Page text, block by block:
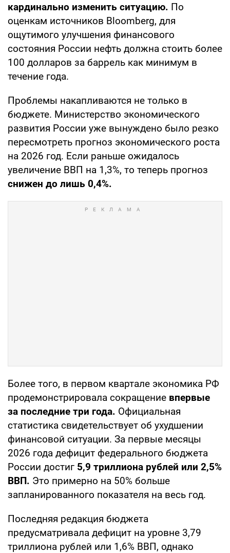
кардинально изменить ситуацию. По
оценкам источников Bloomberg, для
ощутимого улучшения финансового
состояния России нефть должна стоить более
100 долларов за баррель как минимум в
течение года.
Проблемы накапливаются не только в
бюджете. Министерство экономического
развития России уже вынуждено было резко
пересмотреть прогноз экономического роста
на 2026 год. Если раньше ожидалось
увеличение ВВП на 1,3%, то теперь прогноз
снижен до лишь 0,4%.
Более того, в первом квартале экономика РФ
продемонстрировала сокращение впервые
за последние три года. Официальная
статистика свидетельствует об ухудшении
финансовой ситуации. За первые месяцы
2026 года дефицит федерального бюджета
России достиг 5,9 триллиона рублей или 2,5%
ВВП. Это примерно на 50% больше
запланированного показателя на весь год.
Последняя редакция бюджета
предусматривала дефицит на уровне 3,79
триллиона рублей или 1,6% ВВП, однако